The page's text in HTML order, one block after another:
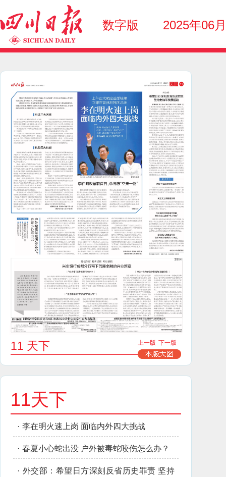
数字版 2025年06
11 天下 上一版 下一版
11天下
· 李在明火速上岗 面临内外四大挑战
· 春夏小心蛇出没 户外被毒蛇咬伤怎么办？
· 外交部：希望日方深刻反省历史罪责 坚持